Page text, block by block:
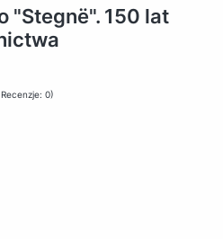
"Stegnë". 150 lat
0)